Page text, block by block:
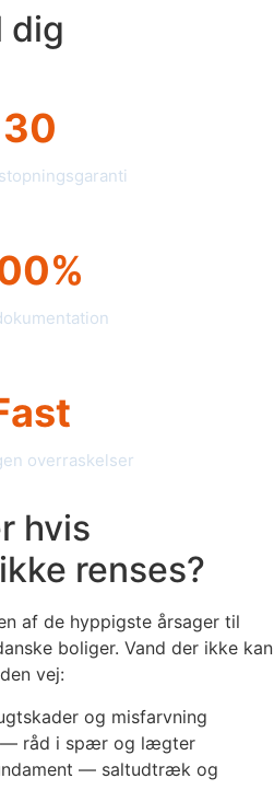
dig
30
overraskelser
hvis
renses?
af de hyppigste årsager til
boliger. Vand der ikke kan
vej:
og misfarvning
— råd i spær og lægter
— saltudtræk og